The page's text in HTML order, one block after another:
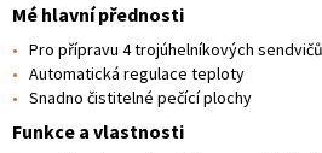
Mé hlavní přednosti
Pro přípravu 4 trojúhelníkových sendvičů
Automatická regulace teploty
Snadno čistitelné pečící plochy
Funkce a vlastnosti